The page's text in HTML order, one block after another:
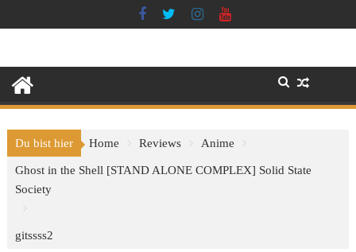
to
Du bist hier Home Reviews Anime
Ghost in the Shell [STAND ALONE COMPLEX] Solid State
Society
gitssss2